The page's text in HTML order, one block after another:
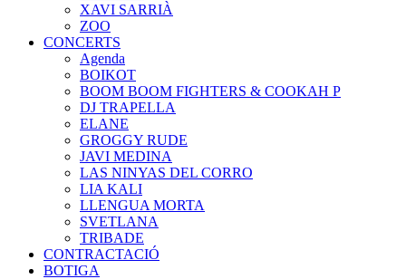
XAVI SARRIÀ
ZOO
CONCERTS
Agenda
BOIKOT
BOOM BOOM FIGHTERS & COOKAH P
DJ TRAPELLA
ELANE
GROGGY RUDE
JAVI MEDINA
LAS NINYAS DEL CORRO
LIA KALI
LLENGUA MORTA
SVETLANA
TRIBADE
CONTRACTACIÓ
BOTIGA